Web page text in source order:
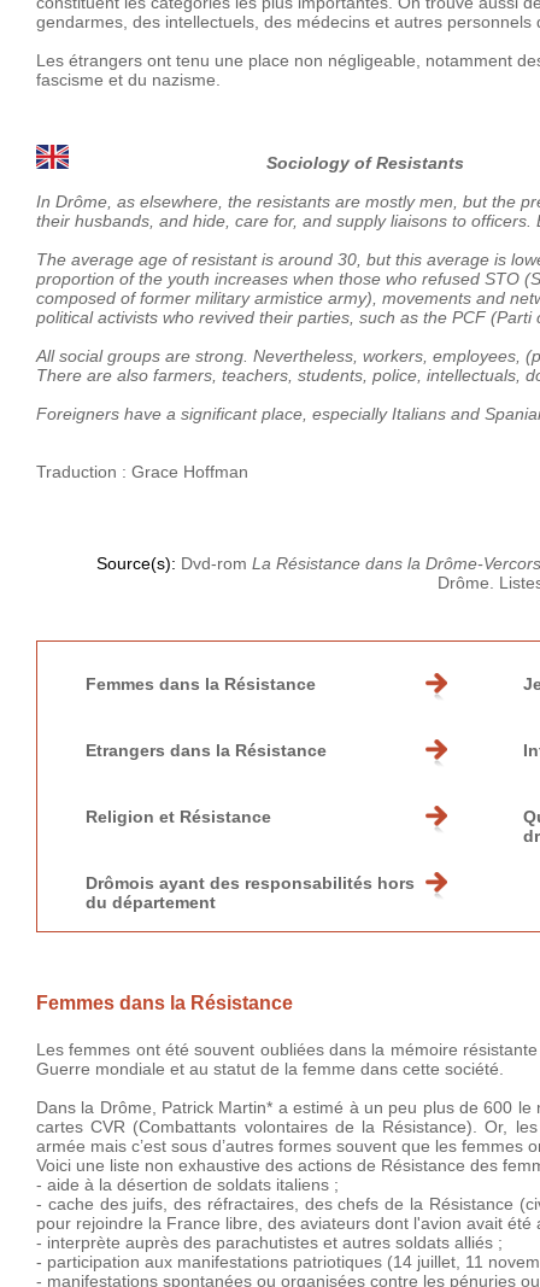
gendarmes, des intellectuels, des médecins et autres personnels
Les étrangers ont tenu une place non négligeable, notamment
fascisme et du nazisme.
Sociology of Resistants
In Drôme, as elsewhere, the resistants are mostly men, but the
their husbands, and hide, care for, and supply liaisons to
The average age of resistant is around 30, but this average is
proportion of the youth increases when those who refused STO
composed of former military armistice army), movements and
political activists who revived their parties, such as the PCF (Parti
All social groups are strong. Nevertheless, workers, employees,
There are also farmers, teachers, students, police, intellectuals,
Foreigners have a significant place, especially Italians and
Traduction : Grace Hoffman
Source(s): Dvd-rom La Résistance dans la Drôme-Vercors
Drôme.
Femmes dans la Résistance
Etrangers dans la Résistance
Religion et Résistance
Drômois ayant des responsabilités hors
du département
Femmes dans la Résistance
Les femmes ont été souvent oubliées dans la mémoire
Guerre mondiale et au statut de la femme dans cette société.
Dans la Drôme, Patrick Martin* a estimé à un peu plus de 600
cartes CVR (Combattants volontaires de la Résistance). Or,
armée mais c’est sous d’autres formes souvent que les femmes
Voici une liste non exhaustive des actions de Résistance des
- aide à la désertion de soldats italiens ;
- cache des juifs, des réfractaires, des chefs de la Résistance
pour rejoindre la France libre, des aviateurs dont l'avion avait
- interprète auprès des parachutistes et autres soldats alliés ;
- participation aux manifestations patriotiques (14 juillet, 11
- manifestations spontanées ou organisées contre les pénuries